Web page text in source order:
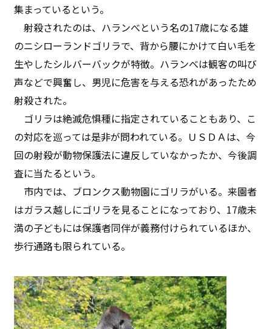
集まっているという。
射殺されたのは、ハランべという名の17歳になる雄
のニシローランドゴリラで、背から腰にかけて白い毛を
生やしたシルバーバックが特徴。ハランべは観客の叫び
声などで興奮し、男児に危害を与える恐れがあったため
射殺された。
ゴリラは絶滅危惧種に指定されていることもあり、こ
の対応を巡っては是非が問われている。ＵＳＤＡは、今
回の射殺が動物保護法に違反していなかったか、今後調
査に当たるという。
市内では、ブロンクス動物園にゴリラがいる。来園者
はガラス越しにゴリラを見ることになっており、17歳未
満の子どもには保護者同伴が義務付けられているほか、
歩行通路も限られている。